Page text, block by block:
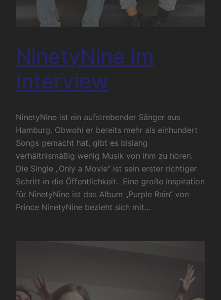
NinetyNine im
Interview
NinetyNine ist ein aufstrebender Sänger aus
Hamburg. Obwohl er bereits mehr als einhundert
Songs gemacht hat, gibt es bislang
verhältnismäßig wenig Musik von ihm zu hören.
Die Single „Only a Movie“ ist sein erster richtiger
Schritt in die Öffentlichkeit. Eine große Inspiration
für NinetyNine ist das Album „Purple Rain“ von
Prince NinetyNine bezieht sich mit…